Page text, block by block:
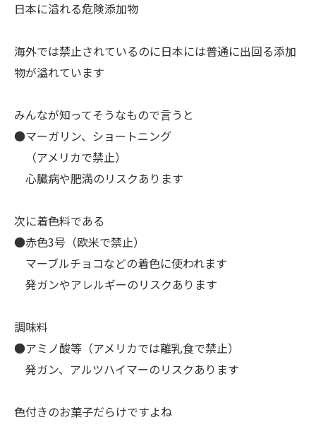
日本に溢れる危険添加物
海外では禁止されているのに日本には普通に出回る添加
物が溢れています
みんなが知ってそうなもので言うと
●マーガリン、ショートニング
（アメリカで禁止）
心臓病や肥満のリスクあります
次に着色料である
●赤色3号（欧米で禁止）
マーブルチョコなどの着色に使われます
発ガンやアレルギーのリスクあります
調味料
●アミノ酸等（アメリカでは離乳食で禁止）
発ガン、アルツハイマーのリスクあります
色付きのお菓子だらけですよね